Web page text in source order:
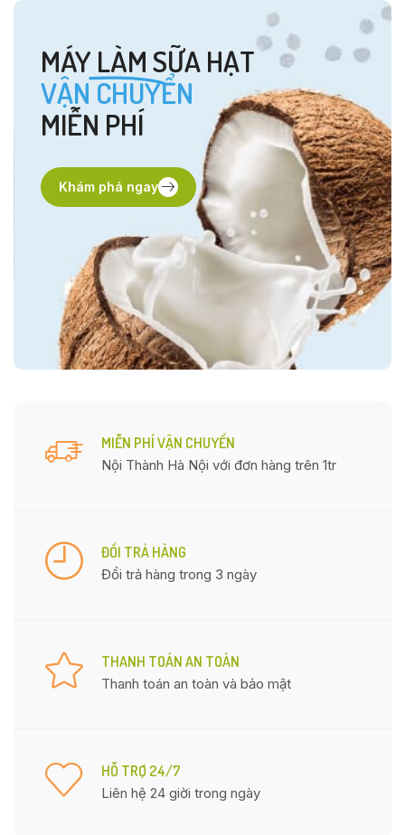
MÁY LÀM SỮA HẠT
VẬN CHUYỂN
MIỄN PHÍ
Khám phá ngay
MIỄN PHÍ VẬN CHUYỂN
Nội Thành Hà Nội với đơn hàng trên 1tr
ĐỔI TRẢ HÀNG
Đổi trả hàng trong 3 ngày
THANH TOÁN AN TOÀN
Thanh toán an toàn và bảo mật
HỖ TRỢ 24/7
Liên hệ 24 giời trong ngày